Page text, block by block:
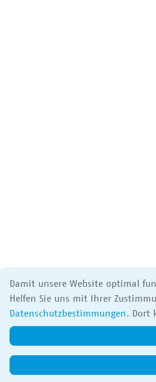
Damit unsere Website optimal
Helfen Sie uns mit Ihrer
Datenschutzbestimmungen. Dort